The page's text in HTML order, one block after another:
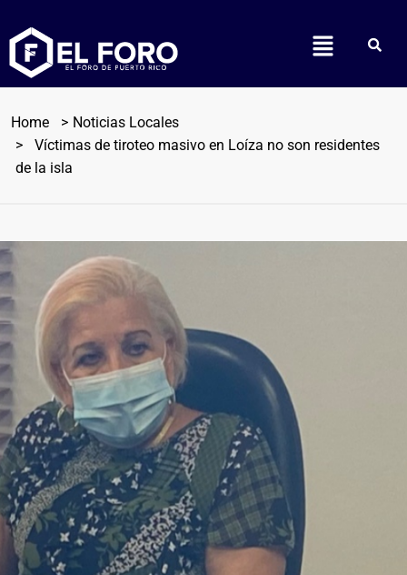
Home
Noticias Locales
Víctimas de tiroteo masivo en Loíza no son residentes
de la isla